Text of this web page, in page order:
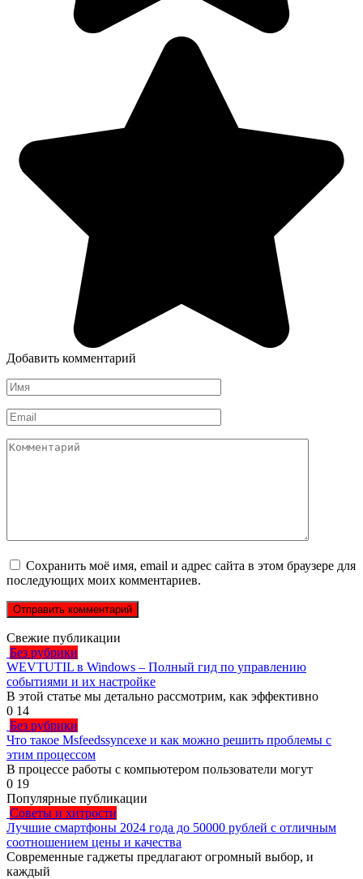
Добавить комментарий
Имя
*
Email
*
Комментарий
Сохранить моё имя, email и адрес сайта в этом браузере для
последующих моих комментариев.
Свежие публикации
Без рубрики
WEVTUTIL в Windows – Полный гид по управлению
событиями и их настройке
В этой статье мы детально рассмотрим, как эффективно
0 14
Без рубрики
Что такое Msfeedssyncexe и как можно решить проблемы с
этим процессом
В процессе работы с компьютером пользователи могут
0 19
Популярные публикации
Советы и хитрости
Лучшие смартфоны 2024 года до 50000 рублей с отличным
соотношением цены и качества
Современные гаджеты предлагают огромный выбор, и
каждый